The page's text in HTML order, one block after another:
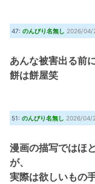
47: のんびり名無し 2026/04/
あんな被害出る前
餅は餅屋笑
51: のんびり名無し 2026/04/
漫画の描写ではほ
が、
実際は欲しいもの